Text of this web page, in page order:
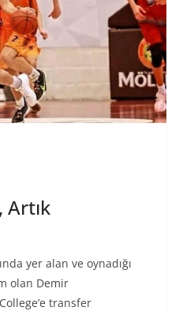
yer alan ve oynadığı
olan Demir
transfer